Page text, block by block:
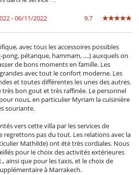
- 06/11/2022 9.7
avec tous les accessoires possibles
pétanque, hammam, ....) auxquels on
de bons moments en famille. Les
avec tout le confort moderne. Les
et toutes différentes les unes des autres.
très bon gout et très raffinée. Le personnel
nous, en particulier Myriam la cuisinière
souriante.
vers cette villa par les services de
regrettons pas du tout. Les relations avec la
Mathilde) ont été très cordiales. Nous
pour le choix des activités extérieures
ainsi que pour les taxis, et le choix de
à Marrakech.